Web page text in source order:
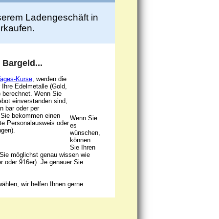
Ladengeschäft in
Kurse, werden die
Edelmetalle (Gold,
Wenn Sie
einverstanden sind,
bar oder per
bekommen einen
Personalausweis oder
Wenn Sie
es
wünschen,
können
Sie Ihren
möglichst genau wissen wie
oder 916er). Je genauer Sie
wir helfen Ihnen gerne.